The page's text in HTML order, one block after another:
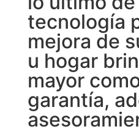
tecnología
mejora de
u hogar
mayor
garantía,